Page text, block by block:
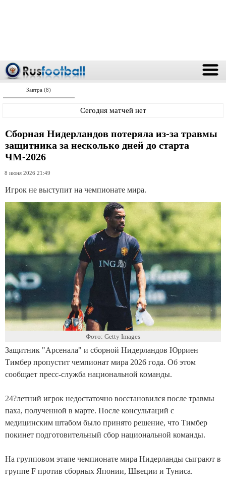
Завтра (8)
Сегодня матчей нет
Сборная Нидерландов потеряла из-за травмы
защитника за несколько дней до старта
ЧМ-2026
8 июня 2026 21:49
Игрок не выступит на чемпионате мира.
Фото: Getty Images
Защитник "Арсенала" и сборной Нидерландов Юрриен
Тимбер пропустит чемпионат мира 2026 года. Об этом
сообщает пресс-служба национальной команды.
24?летний игрок недостаточно восстановился после травмы
паха, полученной в марте. После консультаций с
медицинским штабом было принято решение, что Тимбер
покинет подготовительный сбор национальной команды.
На групповом этапе чемпионате мира Нидерланды сыграют в
группе F против сборных Японии, Швеции и Туниса.